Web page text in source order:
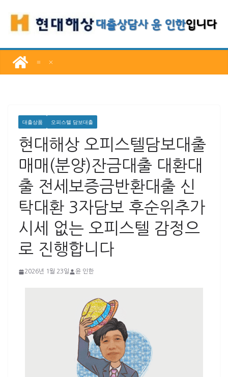
로
너
대출상품 오피스텔 담보대출
현대해상 오피스텔담보대출
매매(분양)잔금대출 대환대
출 전세보증금반환대출 신
탁대환 3자담보 후순위추가
시세 없는 오피스텔 감정으
로 진행합니다
2026년 1월 23일 윤 인한